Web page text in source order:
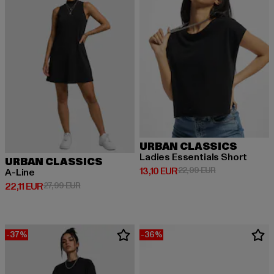
URBAN CLASSICS
A-Line
22,11 EUR
Derzeitiger Preis: 22,11 EUR
27,99 EURAktionspreis: 27,99 EUR
URBAN CLASSICS
Ladies Essentials Short
13,10 EUR
Derzeitiger Preis: 13,10 EUR
22,99 EURAktionspreis:
-37% -36%